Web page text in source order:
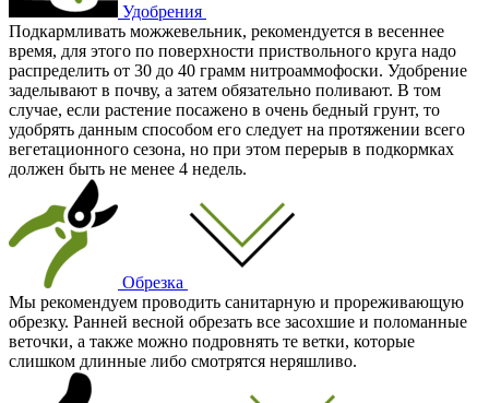
Удобрения
Подкармливать можжевельник, рекомендуется в весеннее
время, для этого по поверхности приствольного круга надо
распределить от 30 до 40 грамм нитроаммофоски. Удобрение
заделывают в почву, а затем обязательно поливают. В том
случае, если растение посажено в очень бедный грунт, то
удобрять данным способом его следует на протяжении всего
вегетационного сезона, но при этом перерыв в подкормках
должен быть не менее 4 недель.
Обрезка
Мы рекомендуем проводить санитарную и прореживающую
обрезку. Ранней весной обрезать все засохшие и поломанные
веточки, а также можно подровнять те ветки, которые
слишком длинные либо смотрятся неряшливо.